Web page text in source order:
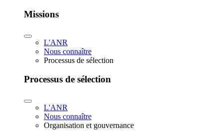
Missions
L'ANR
Nous connaître
Processus de sélection
Processus de sélection
L'ANR
Nous connaître
Organisation et gouvernance